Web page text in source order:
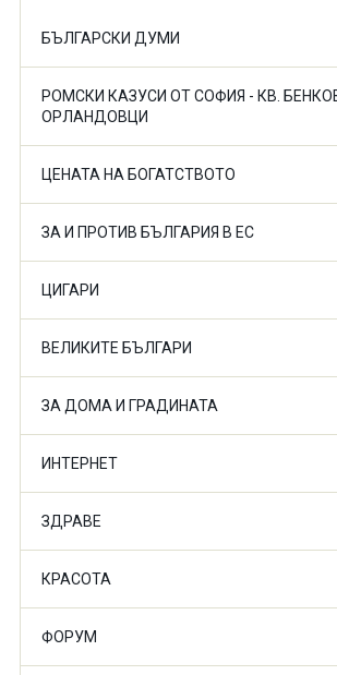
БЪЛГАРСКИ ДУМИ
РОМСКИ КАЗУСИ ОТ СОФИЯ - КВ.
ОРЛАНДОВЦИ
ЦЕНАТА НА БОГАТСТВОТО
ЗА И ПРОТИВ БЪЛГАРИЯ В ЕС
ЦИГАРИ
ВЕЛИКИТЕ БЪЛГАРИ
ЗА ДОМА И ГРАДИНАТА
ИНТЕРНЕТ
ЗДРАВЕ
КРАСОТА
ФОРУМ